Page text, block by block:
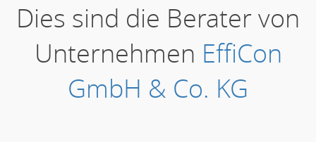
Dies sind die Berater von
Unternehmen EffiCon
GmbH & Co. KG